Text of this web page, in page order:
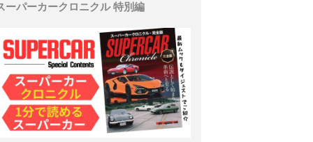
ーパーカークロニクル 特別編